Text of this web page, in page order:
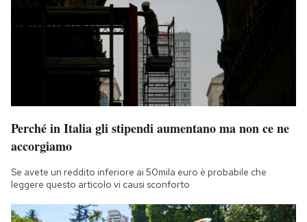
SHOP
AREA PERSONALE
Area Personale
Newsletter
Regala il Post
Perché in Italia gli stipendi aumentano ma non ce ne
accorgiamo
Se avete un reddito inferiore ai 50mila euro è probabile che
leggere questo articolo vi causi sconforto